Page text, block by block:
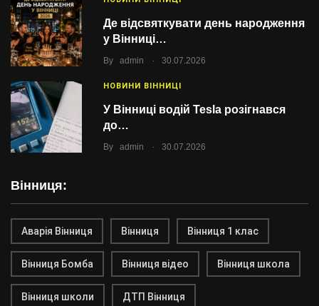
Де відсвяткувати день народження
у Вінниці…
By admin . 30.07.2026
НОВИНИ ВІННИЦІ
У Вінниці водій Tesla розігнався
до…
By admin . 30.07.2026
Вінниця:
Аварія Вінниця Вінниця Вінниця 1 клас
Вінниця Бомба Вінниця відео Вінниця школа
Вінниця школи ДТП Вінниця